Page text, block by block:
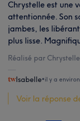
Chrystelle est une
attentionnée. Son
jambes, les
plus lisse.
Réalisé par
Isabelle•il y a
Voir la réponse